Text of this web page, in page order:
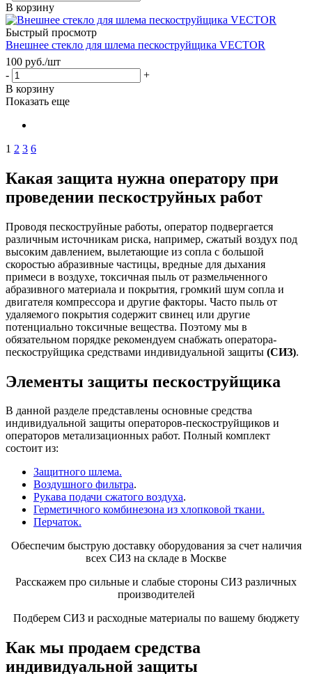
В корзину
Быстрый просмотр
Внешнее стекло для шлема пескоструйщика VECTOR
100 руб./шт
-
+
В корзину
Показать еще
1 2 3 6
Какая защита нужна оператору при
проведении пескоструйных работ
Проводя пескоструйные работы, оператор подвергается
различным источникам риска, например, сжатый воздух под
высоким давлением, вылетающие из сопла с большой
скоростью абразивные частицы, вредные для дыхания
примеси в воздухе, токсичная пыль от размельченного
абразивного материала и покрытия, громкий шум сопла и
двигателя компрессора и другие факторы. Часто пыль от
удаляемого покрытия содержит свинец или другие
потенциально токсичные вещества. Поэтому мы в
обязательном порядке рекомендуем снабжать оператора-
пескоструйщика средствами индивидуальной защиты (СИЗ).
Элементы защиты пескоструйщика
В данной разделе представлены основные средства
индивидуальной защиты операторов-пескоструйщиков и
операторов метализационных работ. Полный комплект
состоит из:
Защитного шлема.
Воздушного фильтра.
Рукава подачи сжатого воздуха.
Герметичного комбинезона из хлопковой ткани.
Перчаток.
Обеспечим быструю доставку оборудования за счет наличия
всех СИЗ на складе в Москве
Расскажем про сильные и слабые стороны СИЗ различных
производителей
Подберем СИЗ и расходные материалы по вашему бюджету
Как мы продаем средства
индивидуальной защиты